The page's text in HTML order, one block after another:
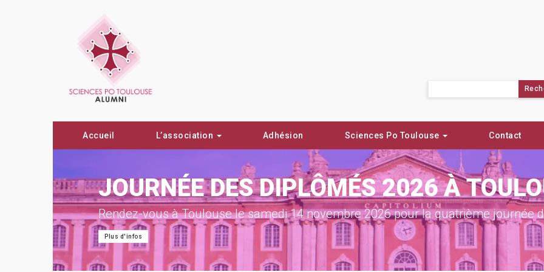
Accueil L’association Adhésion Sciences Po Toulouse Contact
JOURNÉE DES DIPLÔMÉS 2026 À
Rendez-vous à Toulouse le samedi 14 novembre 2026 pour la quatrième journée
Plus d'infos